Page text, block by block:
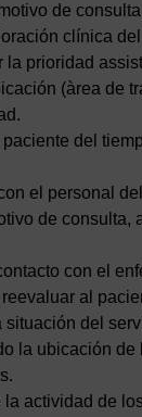
de
clínica
la prioridad
(àrea de
paciente del
el personal
de consulta,
con el
al
situación del
la ubicación de
la actividad de